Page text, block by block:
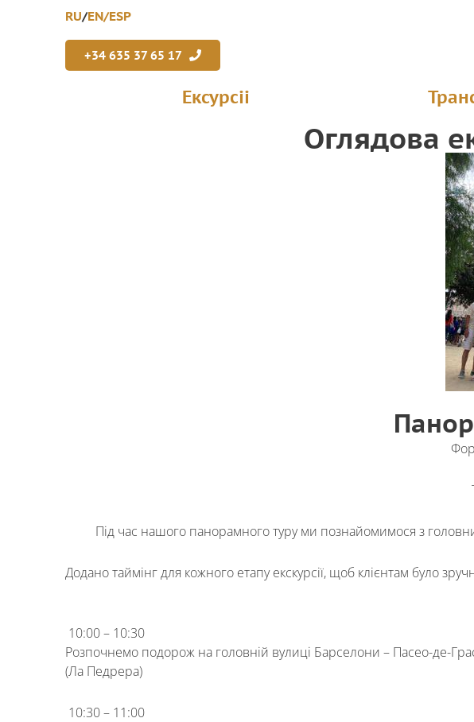
RU/EN/ESP
+34 635 37 65 17
Ексурсii
Оглядова
Під час нашого панорамного туру ми познайомимося з
Додано таймінг для кожного етапу екскурсії, щоб клієнтам було
10:00 – 10:30
Розпочнемо подорож на головній вулиці Барселони – Пасео-де-
(Ла Педрера)
10:30 – 11:00